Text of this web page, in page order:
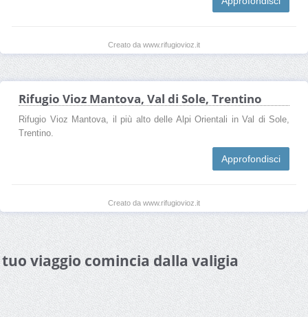
Creato da www.rifugiovioz.it
Rifugio Vioz Mantova, Val di Sole, Trentino
Rifugio Vioz Mantova, il più alto delle Alpi Orientali in Val di Sole,
Trentino.
Approfondisci
Creato da www.rifugiovioz.it
viaggio comincia dalla valigia